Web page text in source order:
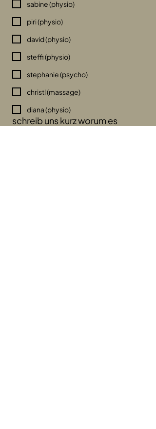
sabine (physio)
piri (physio)
david (physio)
steffi (physio)
stephanie (psycho)
christl (massage)
diana (physio)
schreib uns kurz worum es